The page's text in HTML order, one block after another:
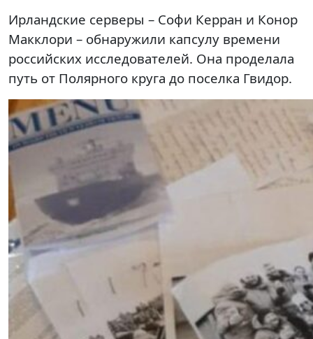
Ирландские серверы – Софи Керран и Конор
Макклори – обнаружили капсулу времени
российских исследователей. Она проделала
путь от Полярного круга до поселка Гвидор.